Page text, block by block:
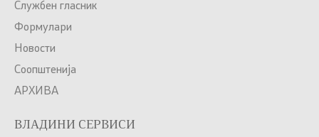
Службен гласник
Формулари
Новости
Соопштенија
АРХИВА
ВЛАДИНИ СЕРВИСИ